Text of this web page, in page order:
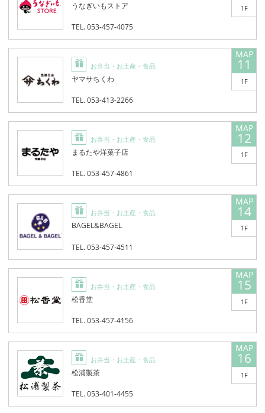
1F
うなぎいもストア
TEL. 053-457-4075
お弁当・お土産・食品 11
1F
ヤマサちくわ
TEL. 053-413-2266
お弁当・お土産・食品 12
1F
まるたや洋菓子店
TEL. 053-457-4861
お弁当・お土産・食品 14
1F
BAGEL&BAGEL
TEL. 053-457-4511
お弁当・お土産・食品 15
1F
松香堂
TEL. 053-457-4156
お弁当・お土産・食品 16
1F
松浦製茶
TEL. 053-401-4455